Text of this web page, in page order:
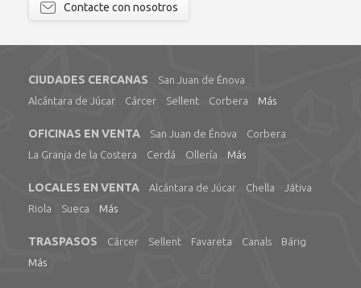
Contacte con nosotros
CIUDADES CERCANAS
San Juan de Énova
Alcántara de Júcar
Cárcer Sellent Corbera Más
OFICINAS EN VENTA San Juan de Énova
Corbera
La Granja de la Costera
Cerdá Ollería Más
LOCALES EN VENTA Alcántara de Júcar Chella
Játiva
Riola
Sueca Más
TRASPASOS Cárcer Sellent Favareta Canals
Bárig
Más